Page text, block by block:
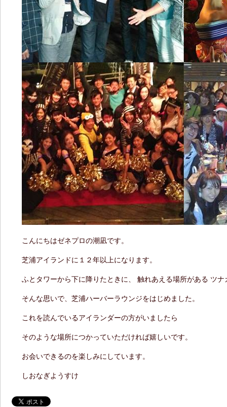
こんにちはゼネプロの潮凪です。
芝浦アイランドに１２年以上になります。
ふとタワーから下に降りたときに、 触れあえる場所がある ツ
そんな思いで、芝浦ハーバーラウンジをはじめました。
これを読んでいるアイランダーの方がいましたら
そのような場所につかっていただければ嬉しいです。
お会いできるのを楽しみにしています。
しおなぎようすけ